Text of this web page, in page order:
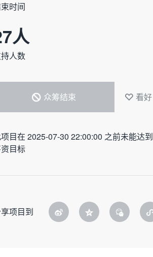
时间
人
人数
众筹结束 看好
目在 2025-07-30 22:00:00 之前未能达到
目标
项目到